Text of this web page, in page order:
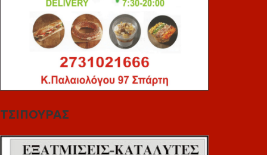
ΤΣΙΠΟΥΡΑΣ